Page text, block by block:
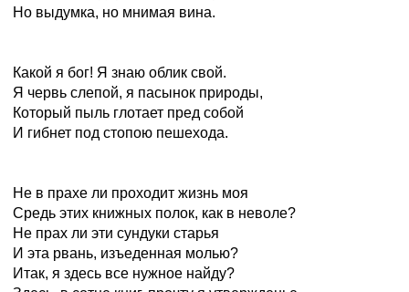
Но выдумка, но мнимая вина.
Какой я бог! Я знаю облик свой.
Я червь слепой, я пасынок природы,
Который пыль глотает пред собой
И гибнет под стопою пешехода.
Не в прахе ли проходит жизнь моя
Средь этих книжных полок, как в неволе?
Не прах ли эти сундуки старья
И эта рвань, изъеденная молью?
Итак, я здесь все нужное найду?